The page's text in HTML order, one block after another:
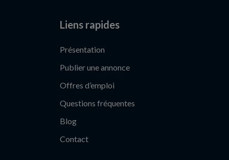
Liens rapides
Présentation
Publier une annonce
Offres d’emploi
Questions fréquentes
Blog
Contact